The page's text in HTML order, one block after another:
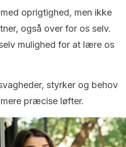
oprigtighed, men ikke
også over for os selv.
mulighed for at lære os
styrker og behov
præcise løfter.